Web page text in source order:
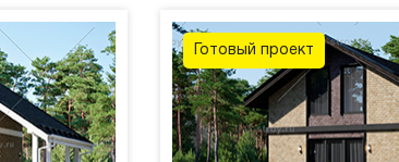
Готовый проект